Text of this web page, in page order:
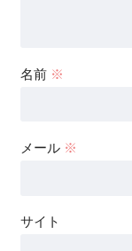
名前 ※
メール ※
サイト